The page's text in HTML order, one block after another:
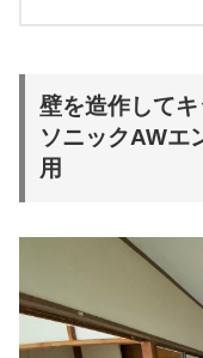
壁を造作して
ソニックAWエ
用